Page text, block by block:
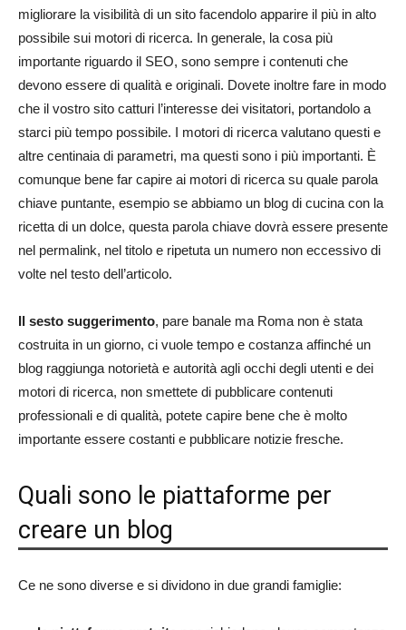
migliorare la visibilità di un sito facendolo apparire il più in alto
possibile sui motori di ricerca. In generale, la cosa più
importante riguardo il SEO, sono sempre i contenuti che
devono essere di qualità e originali. Dovete inoltre fare in modo
che il vostro sito catturi l’interesse dei visitatori, portandolo a
starci più tempo possibile. I motori di ricerca valutano questi e
altre centinaia di parametri, ma questi sono i più importanti. È
comunque bene far capire ai motori di ricerca su quale parola
chiave puntante, esempio se abbiamo un blog di cucina con la
ricetta di un dolce, questa parola chiave dovrà essere presente
nel permalink, nel titolo e ripetuta un numero non eccessivo di
volte nel testo dell’articolo.
Il sesto suggerimento, pare banale ma Roma non è stata
costruita in un giorno, ci vuole tempo e costanza affinché un
blog raggiunga notorietà e autorità agli occhi degli utenti e dei
motori di ricerca, non smettete di pubblicare contenuti
professionali e di qualità, potete capire bene che è molto
importante essere costanti e pubblicare notizie fresche.
Quali sono le piattaforme per
creare un blog
Ce ne sono diverse e si dividono in due grandi famiglie: